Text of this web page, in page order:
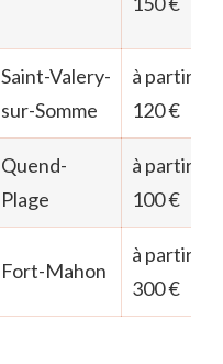
Saint-Valery-
sur-Somme
à partir de
120 €
Quend-
Plage
à partir de
100 €
Fort-Mahon
à partir de
300 €